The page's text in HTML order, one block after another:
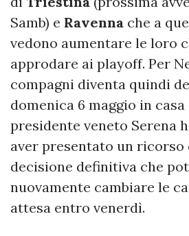
Samb) e Ravenna che a
vedono aumentare le loro
approdare ai playoff. Per
compagni diventa quindi
domenica 6 maggio in casa
presidente veneto Serena
aver presentato un ricorso
decisione definitiva che
nuovamente cambiare le
attesa entro venerdì.